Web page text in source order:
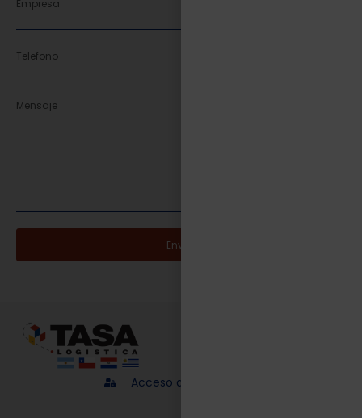
Enviar
Acceso a proveedores